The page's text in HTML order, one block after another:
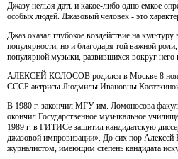
Джазу нельзя дать и какое-либо одно емкое
особых людей. Джазовый человек - это
Джаз оказал глубокое воздействие на
популярности, но и благодаря той важной
популярной музыки, развившихся вокруг него
АЛЕКСЕЙ КОЛОСОВ родился в Москве 8
СССР актрисы Людмилы Ивановны Касаткиной
В 1980 г. закончил МГУ им. Ломоносова
окончил Государственное музыкальное
1989 г. в ГИТИСе защитил кандидатскую
джазовой импровизации». До сих пор Алексей
журналистом, имеющим степень кандидата